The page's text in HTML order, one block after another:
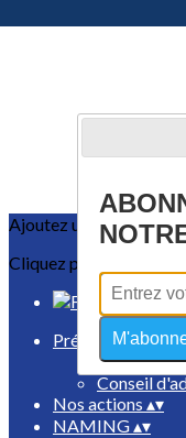
Ajoutez un logo, un
Cliquez pour éditer
Présentation▴▾
Conseil
Nos actions ▴▾
NAMING▴▾